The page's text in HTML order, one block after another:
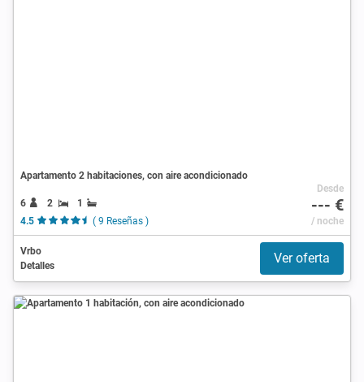
Apartamento 2 habitaciones, con aire acondicionado
6 2
1
4.5
( 9 Reseñas )
Desde
--- €
/ noche
Vrbo
Detalles
Ver oferta